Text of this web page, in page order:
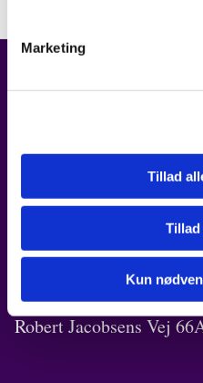
Marketing
Tillad
Tillad
Kun
Robert Jacobsens Vej
Kirkekontor
Robert Jacobsens Vej
Menighedslokaler
Robert Jacobsens Vej